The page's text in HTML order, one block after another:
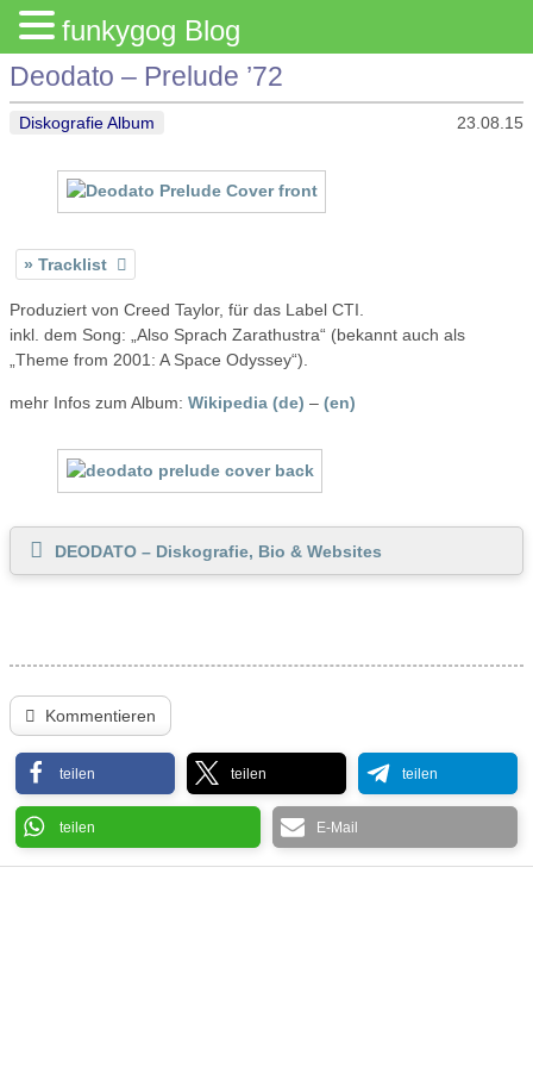
Deodato – Prelude ’72
Diskografie Album 23.08.15
Tracklist
Produziert von Creed Taylor, für das Label CTI.
inkl. dem Song: „Also Sprach Zarathustra“ (bekannt auch als
„Theme from 2001: A Space Odyssey“).
mehr Infos zum Album: Wikipedia (de) – (en)
DEODATO – Diskografie, Bio & Websites
Kommentieren
teilen teilen teilen
teilen E-Mail
funkygog Blog